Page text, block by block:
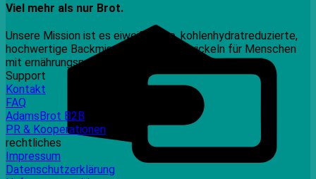
Viel mehr als nur Brot.
Unsere Mission ist es eiweißreiche, kohlenhydratreduzierte,
hochwertige Backmischungen zu entwickeln für Menschen
mit ernährungspezifischen Bedürfnissen.
Support
Kontakt
FAQ
AdamsBrot B2B
PR & Kooperationen
rechtliches
Impressum
Datenschutzerklärung